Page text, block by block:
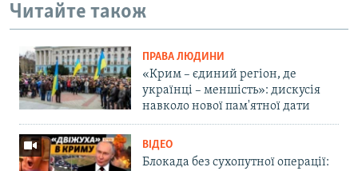
Читайте також
ПРАВА ЛЮДИНИ
«Крим – єдиний регіон, де
українці – меншість»: дискусія
навколо нової пам'ятної дати
ВІДЕО
Блокада без сухопутної операції: